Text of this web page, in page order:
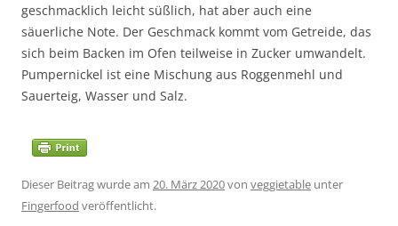
geschmacklich leicht süßlich, hat aber auch eine
säuerliche Note. Der Geschmack kommt vom Getreide, das
sich beim Backen im Ofen teilweise in Zucker umwandelt.
Pumpernickel ist eine Mischung aus Roggenmehl und
Sauerteig, Wasser und Salz.
Dieser Beitrag wurde am 20. März 2020von veggietable unter
Fingerfood veröffentlicht.